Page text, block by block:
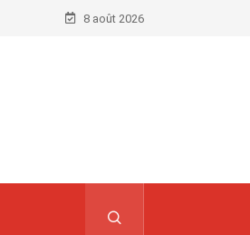
8 août 2026